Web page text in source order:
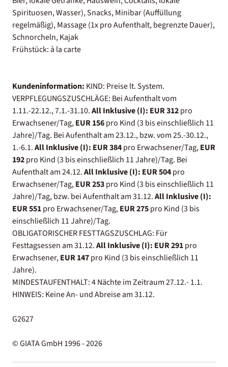
Spirituosen, Wasser), Snacks, Minibar (Auffüllung
regelmäßig), Massage (1x pro Aufenthalt, begrenzte Dauer),
Schnorcheln, Kajak
Frühstück: à la carte
Kundeninformation: KIND: Preise lt. System.
VERPFLEGUNGSZUSCHLÄGE: Bei Aufenthalt vom
1.11.-22.12., 7.1.-31.10.All Inklusive (I): EUR 312pro
Erwachsener/Tag,EUR 156pro Kind (3 bis einschließlich 11
Jahre)/Tag. Bei Aufenthalt am 23.12., bzw. vom 25.-30.12.,
1.-6.1.All Inklusive (I): EUR 384pro Erwachsener/Tag,EUR
192pro Kind (3 bis einschließlich 11 Jahre)/Tag. Bei
Aufenthalt am 24.12.All Inklusive (I): EUR 504pro
Erwachsener/Tag,EUR 253pro Kind (3 bis einschließlich 11
Jahre)/Tag, bzw. bei Aufenthalt am 31.12.All Inklusive (I):
EUR 551pro Erwachsener/Tag,EUR 275pro Kind (3 bis
einschließlich 11 Jahre)/Tag.
OBLIGATORISCHER FESTTAGSZUSCHLAG: Für
Festtagsessen am 31.12.All Inklusive (I): EUR 291pro
Erwachsener,EUR 147pro Kind (3 bis einschließlich 11
Jahre).
MINDESTAUFENTHALT: 4 Nächte im Zeitraum 27.12.- 1.1.
HINWEIS: Keine An- und Abreise am 31.12.
G2627
© GIATA GmbH 1996 - 2026